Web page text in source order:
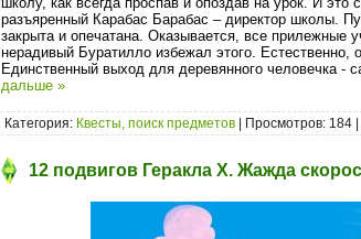
разъяренный Карабас Барабас – директор школы.
закрыта и опечатана. Оказывается, все прилежные
нерадивый Буратилло избежал этого.
Единственный выход для деревянного человечка -
дальше »
Категория: Квесты, поиск предметов | Просмотров: 184
12 подвигов Геракла X. Жажда